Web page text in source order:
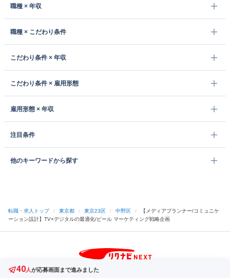
職種 × 年収
職種 × こだわり条件
こだわり条件 × 年収
こだわり条件 × 雇用形態
雇用形態 × 年収
注目条件
他のキーワードから探す
40人が応募画面まで進みました
転職・求人トップ / 東京都 / 東京23区 / 中野区 /
【メディアプランナー/コミュニケ
ーション設計】TV×デジタルの最適化/ビール マーケティング戦略企画